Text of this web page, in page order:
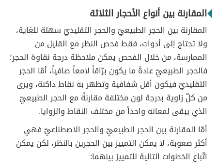
المقارنة بين أنواع الأحجار الثلاثة
المقارنة بين الحجر الطبيعيّ والحجر التقليديّ سهلة للغاية،
ولا تحتاج إلى أدوات، فقط فحص النظر مع القليل من
الممارسة، من خلال الفحص يمكن ملاحظة درجة نقاوة الحجر؛
فالحجر الطبيعيّ عادةً ما يكون برّاقاً لامعاً صافياً، أمّا الحجر
التقليديّ فيكون أقل شفافية وتظهر به نقاط داكنة، ويرى
من كلّ زاوية بدرجة لون مختلفة مقارنةً مع الحجر الطبيعيّ
الذي يبقى لمعانه واحداً من مختلف النقاط والزوايا.
أمّا المقارنة بين الحجر الطبيعيّ والحجر الاصطناعيّ فهي
أكثر صعوبة، لا يمكن التمييز بين الحجرين بالنظر، لكن يمكن
اتّباع الخطوات التالية للتمييز بينهما: